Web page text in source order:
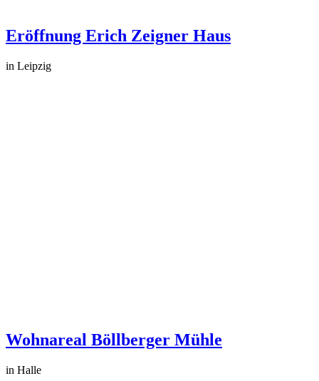
Eröffnung Erich Zeigner Haus
in Leipzig
Wohnareal Böllberger Mühle
in Halle